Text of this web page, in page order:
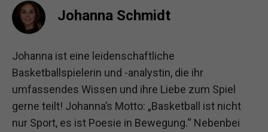
Johanna Schmidt
Johanna ist eine leidenschaftliche
Basketballspielerin und -analystin, die ihr
umfassendes Wissen und ihre Liebe zum Spiel
gerne teilt! Johanna’s Motto: „Basketball ist nicht
nur Sport, es ist Poesie in Bewegung.“ Nebenbei